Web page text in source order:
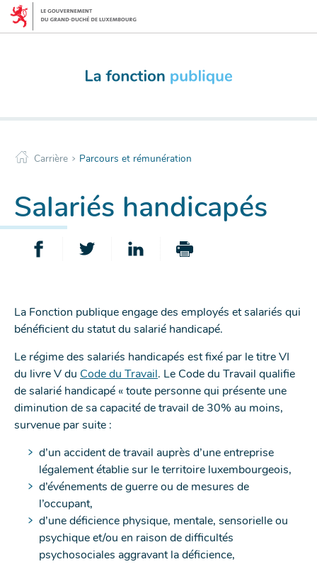
Menu
Aller
Carrière > Parcours et rémunération
Salariés handicapés
-
NOUVELLE
FENÊTRE
-
NOUVELLE
FENÊTRE
-
NOUVELLE
FENÊTRE
La Fonction publique engage des employés et salariés qui
bénéficient du statut du salarié handicapé.
Le régime des salariés handicapés est fixé par le titre VI
du livre V du Code du Travail. Le Code du Travail qualifie
de salarié handicapé « toute personne qui présente une
diminution de sa capacité de travail de 30% au moins,
survenue par suite :
d’un accident de travail auprès d’une entreprise
légalement établie sur le territoire luxembourgeois,
d’événements de guerre ou de mesures de
l’occupant,
d’une déficience physique, mentale, sensorielle ou
psychique et/ou en raison de difficultés
psychosociales aggravant la déficience,